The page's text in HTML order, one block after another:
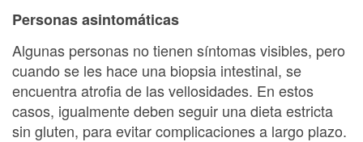
Personas asintomáticas
Algunas personas no tienen síntomas visibles, pero
cuando se les hace una biopsia intestinal, se
encuentra atrofia de las vellosidades. En estos
casos, igualmente deben seguir una dieta estricta
sin gluten, para evitar complicaciones a largo plazo.